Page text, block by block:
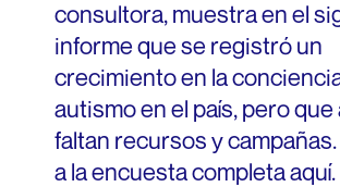
consultora, muestra en el
informe que se registró un
crecimiento en la
autismo en el país, pero que
faltan recursos y
a la encuesta completa aquí.